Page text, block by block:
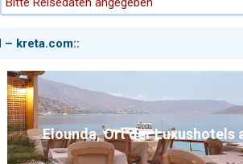
liegt ideal, um die spektakulären Natur-
schönsten Strände Europas mit türkisblauem
echtes Must-See für Ihre Kreta-Reise. Nur
westlich lockt der lange, weiße Sandstrand
mit traumhaften Sonnenuntergängen.
außerdem Elafonissi mit seiner einzigartigen
feinen Sand- und Muschelbänken – ein
der Insel. All diese Strände lassen sich
Tagesausflug erreichen.
– kreta.com::
Elounda, Ort der Luxushotels